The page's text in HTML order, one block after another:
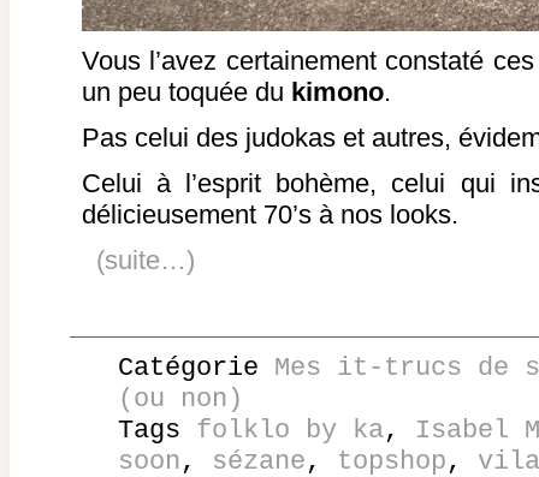
Vous l’avez certainement constaté
un peu toquée du kimono.
Pas celui des judokas et autres,
Celui à l’esprit bohème, celui qui
délicieusement 70’s à nos looks.
(suite…)
Catégorie Mes it-trucs de
(ou non)
Tags folklo by ka, Isabel
soon, sézane, topshop, vila